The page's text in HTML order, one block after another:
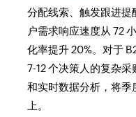
分配线索、触发跟进提
户需求响应速度从 72
化率提升 20%。对于
7-12 个决策人的复杂
和实时数据分析，将季
上。